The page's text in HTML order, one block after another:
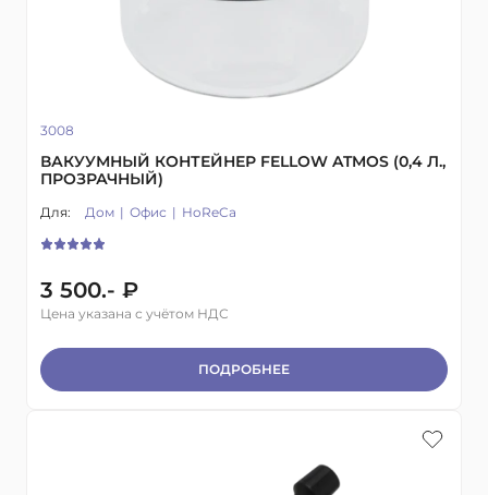
3008
ВАКУУМНЫЙ КОНТЕЙНЕР FELLOW ATMOS (0,4 Л.,
ПРОЗРАЧНЫЙ)
Для: Дом Офис HoReCa
3 500.- ₽
Цена указана с учётом НДС
ПОДРОБНЕЕ